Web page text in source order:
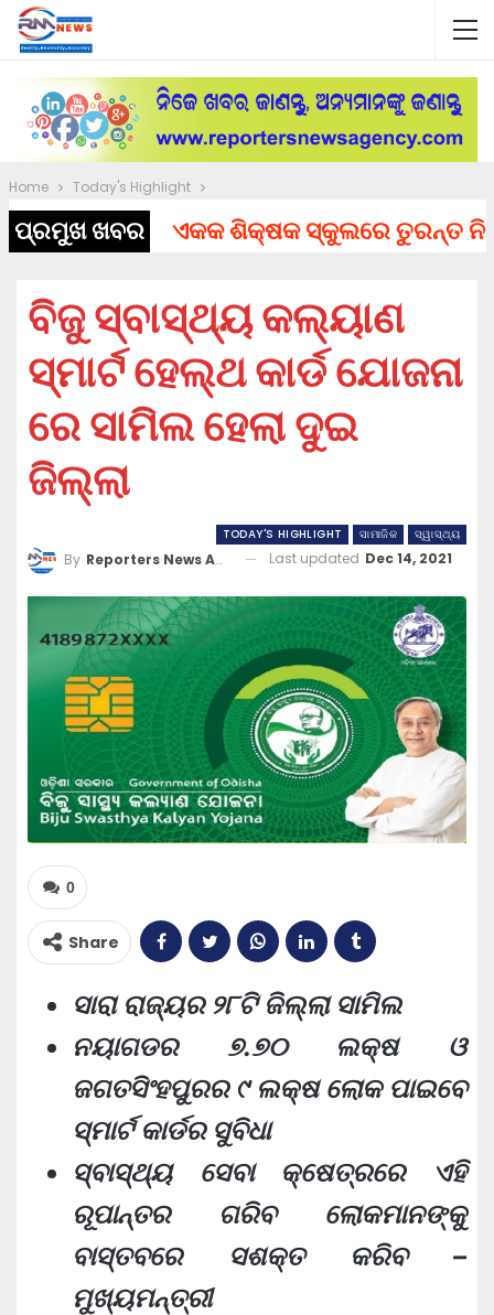
Home Today's Highlight
ପ୍ରମୁଖ ଖବରଏକକ ଶିକ୍ଷକ ସ୍କୁଲରେ ତୁରନ୍ତ ନିଯୁକ୍ତ
ବିଜୁ ସ୍ବାସ୍ଥ୍ୟ କଲ୍ୟାଣ
ସ୍ମାର୍ଟ ହେଲ୍‌ଥ କାର୍ଡ ଯୋଜନା
ରେ ସାମିଲ ହେଲା ଦୁଇ
ଜିଲ୍ଲା
TODAY'S HIGHLIGHT ସାମାଜିକ ସ୍ୱାସ୍ଥ୍ୟ
By Reporters News Agency Last updated Dec 14, 2021
0
Share
ସାରା ରାଜ୍ୟର ୨୮ଟି ଜିଲ୍ଲା ସାମିଲ
ନୟାଗଡର ୭.୭୦ ଲକ୍ଷ ଓ
ଜଗତସିଂହପୁରର ୯ ଲକ୍ଷ ଲୋକ ପାଇବେ
ସ୍ମାର୍ଟ କାର୍ଡର ସୁବିଧା
ସ୍ବାସ୍ଥ୍ୟ ସେବା କ୍ଷେତ୍ରରେ ଏହି
ରୂପାନ୍ତର ଗରିବ ଲୋକମାନଙ୍କୁ
ବାସ୍ତବରେ ସଶକ୍ତ କରିବ –
ମୁଖ୍ୟମନ୍ତ୍ରୀ